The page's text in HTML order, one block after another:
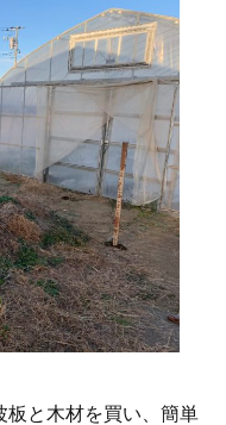
板と木材を買い、簡単